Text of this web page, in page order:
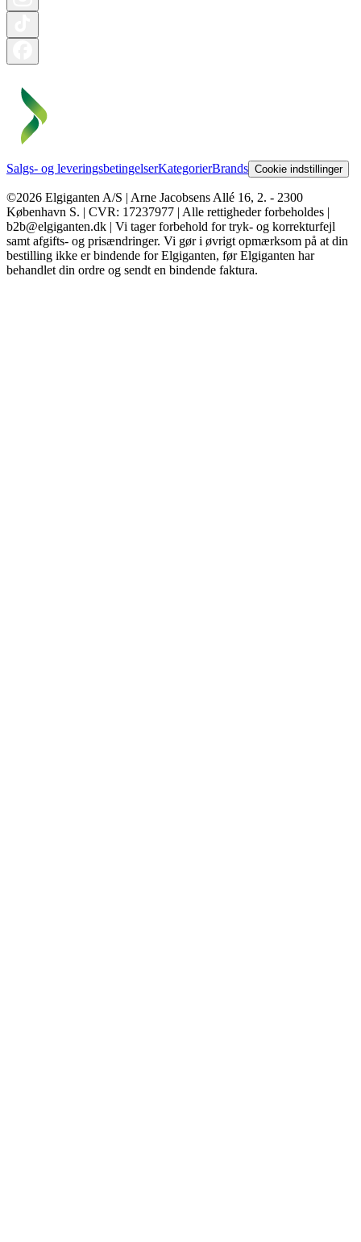
Salgs- og leveringsbetingelserKategorierBrands Cookie indstillinger
©2026 Elgiganten A/S | Arne Jacobsens Allé 16, 2. - 2300
København S. | CVR: 17237977 | Alle rettigheder forbeholdes |
b2b@elgiganten.dk | Vi tager forbehold for tryk- og korrekturfejl
samt afgifts- og prisændringer. Vi gør i øvrigt opmærksom på at din
bestilling ikke er bindende for Elgiganten, før Elgiganten har
behandlet din ordre og sendt en bindende faktura.